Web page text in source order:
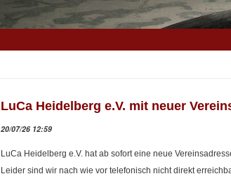
LuCa Heidelberg e.V. mit neuer
20/07/26 12:59
LuCa Heidelberg e.V. hat ab sofort eine neue
Leider sind wir nach wie vor telefonisch nicht direkt